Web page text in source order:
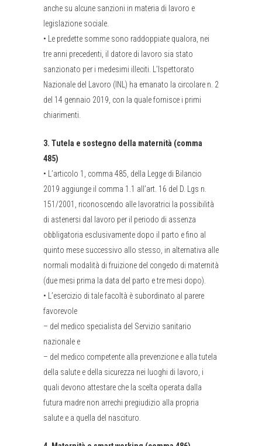
anche su alcune sanzioni in materia di lavoro e
legislazione sociale.
• Le predette somme sono raddoppiate qualora, nei
tre anni precedenti, il datore di lavoro sia stato
sanzionato per i medesimi illeciti. L’Ispettorato
Nazionale del Lavoro (INL) ha emanato la circolare n. 2
del 14 gennaio 2019, con la quale fornisce i primi
chiarimenti.
3. Tutela e sostegno della maternità (comma
485)
• L’articolo 1, comma 485, della Legge di Bilancio
2019 aggiunge il comma 1.1 all’art. 16 del D. Lgs n.
151/2001, riconoscendo alle lavoratrici la possibilità
di astenersi dal lavoro per il periodo di assenza
obbligatoria esclusivamente dopo il parto e fino al
quinto mese successivo allo stesso, in alternativa alle
normali modalità di fruizione del congedo di maternità
(due mesi prima la data del parto e tre mesi dopo).
• L’esercizio di tale facoltà è subordinato al parere
favorevole
– del medico specialista del Servizio sanitario
nazionale e
– del medico competente alla prevenzione e alla tutela
della salute e della sicurezza nei luoghi di lavoro, i
quali devono attestare che la scelta operata dalla
futura madre non arrechi pregiudizio alla propria
salute e a quella del nascituro.